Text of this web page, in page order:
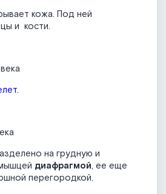
кожа. Под ней
и кости.
.
на грудную и
диафрагмой, ее еще
перегородкой.